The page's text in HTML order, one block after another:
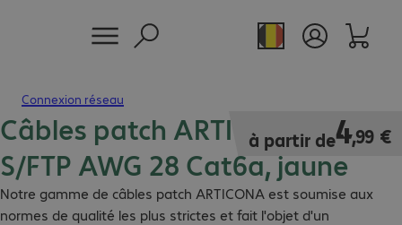
Connexion réseau
Câbles patch ARTICONA RJ45
S/FTP AWG 28 Cat6a, jaune
Notre gamme de câbles patch ARTICONA est soumise aux
normes de qualité les plus strictes et fait l'objet d'un
à partir de4,99 €
4,99 €